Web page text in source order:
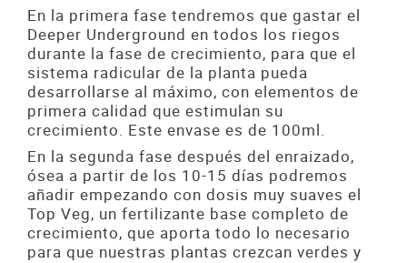
En la primera fase tendremos que gastar el
Deeper Underground en todos los riegos
durante la fase de crecimiento, para que el
sistema radicular de la planta pueda
desarrollarse al máximo, con elementos de
primera calidad que estimulan su
crecimiento. Este envase es de 100ml.
En la segunda fase después del enraizado,
ósea a partir de los 10-15 días podremos
añadir empezando con dosis muy suaves el
Top Veg, un fertilizante base completo de
crecimiento, que aporta todo lo necesario
para que nuestras plantas crezcan verdes y